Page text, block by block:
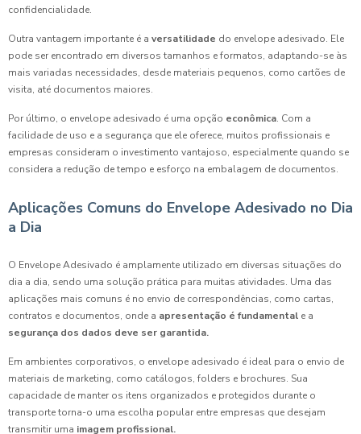
confidencialidade.
Outra vantagem importante é a versatilidade do envelope adesivado. Ele
pode ser encontrado em diversos tamanhos e formatos, adaptando-se às
mais variadas necessidades, desde materiais pequenos, como cartões de
visita, até documentos maiores.
Por último, o envelope adesivado é uma opção econômica. Com a
facilidade de uso e a segurança que ele oferece, muitos profissionais e
empresas consideram o investimento vantajoso, especialmente quando se
considera a redução de tempo e esforço na embalagem de documentos.
Aplicações Comuns do Envelope Adesivado no Dia
a Dia
O Envelope Adesivado é amplamente utilizado em diversas situações do
dia a dia, sendo uma solução prática para muitas atividades. Uma das
aplicações mais comuns é no envio de correspondências, como cartas,
contratos e documentos, onde a apresentação é fundamental e a
segurança dos dados deve ser garantida.
Em ambientes corporativos, o envelope adesivado é ideal para o envio de
materiais de marketing, como catálogos, folders e brochures. Sua
capacidade de manter os itens organizados e protegidos durante o
transporte torna-o uma escolha popular entre empresas que desejam
transmitir uma imagem profissional.